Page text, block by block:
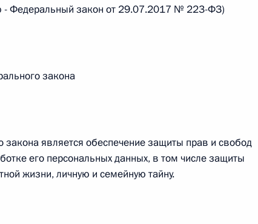
г. № 247-ФЗ
- Федеральный закон от 29.07.2017 № 223-ФЗ)
закона
является обеспечение защиты прав и свобод
его персональных данных, в том числе защиты
жизни, личную и семейную тайну.